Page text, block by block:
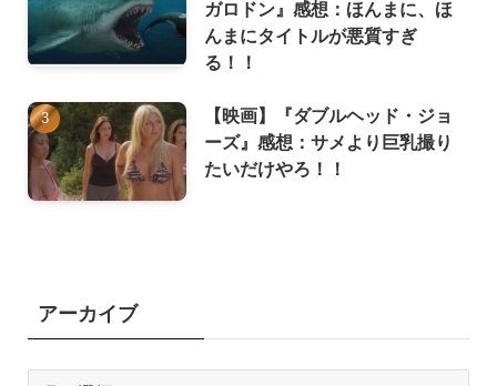
ガロドン』感想：ほんまに、ほ
んまにタイトルが悪質すぎ
る！！
【映画】『ダブルヘッド・ジョ
ーズ』感想：サメより巨乳撮り
たいだけやろ！！
アーカイブ